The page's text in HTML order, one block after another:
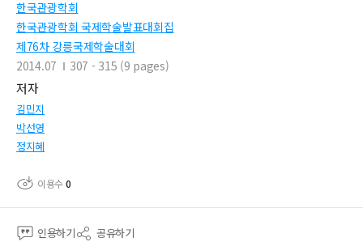
한국관광학회
한국관광학회 국제학술발표대회집
제76차 강릉국제학술대회
2014.07
307 - 315 (9 pages)
저자
김민지
박선영
정지혜
이용수0
인용하기 공유하기